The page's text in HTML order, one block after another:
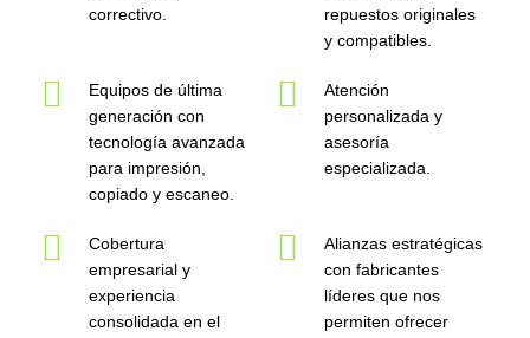
correctivo.
repuestos originales
y compatibles.
Equipos de última
generación con
tecnología avanzada
para impresión,
copiado y escaneo.
Atención
personalizada y
asesoría
especializada.
Cobertura
empresarial y
experiencia
consolidada en el
Alianzas estratégicas
con fabricantes
líderes que nos
permiten ofrecer